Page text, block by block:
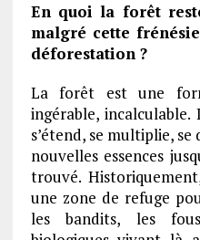
En quoi la forêt
malgré cette
déforestation ?
La forêt est une
ingérable, incalculable.
s’étend, se multiplie,
nouvelles essences
trouvé.
une zone de refuge
les bandits, les